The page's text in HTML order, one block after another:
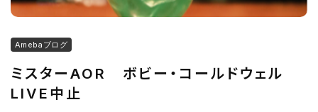
Amebaブログ
ミスターAOR ボビー・コールドウェル
LIVE中止